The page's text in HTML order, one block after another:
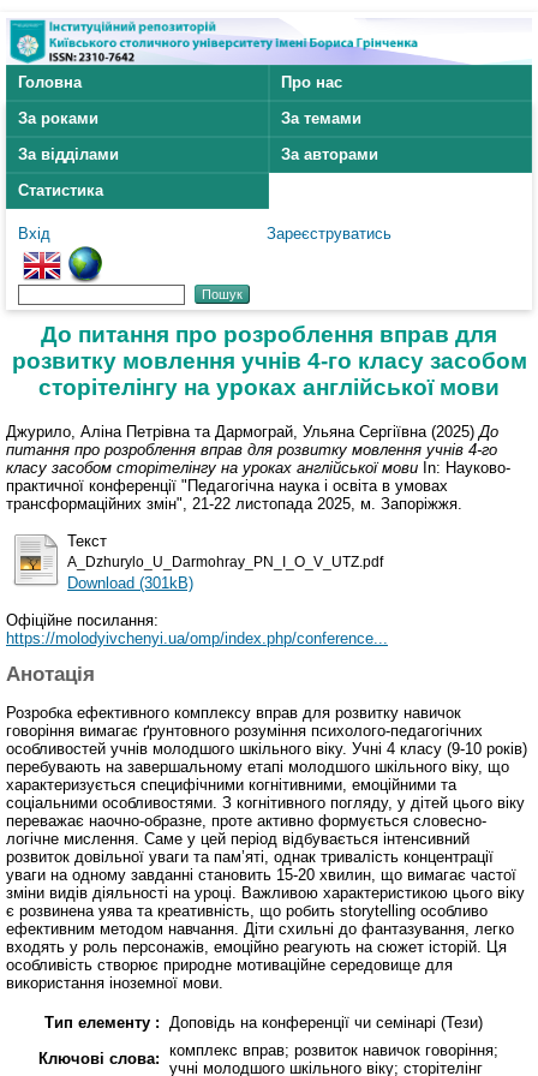
Головна
Про нас
За роками
За темами
За відділами
За авторами
Статистика
Вхід Зареєструватись
До питання про розроблення вправ для
розвитку мовлення учнів 4-го класу засобом
сторітелінгу на уроках англійської мови
Джурило, Аліна Петрівна та Дармограй, Ульяна Сергіївна (2025) До
питання про розроблення вправ для розвитку мовлення учнів 4-го
класу засобом сторітелінгу на уроках англійської мови In: Науково-
практичної конференції "Педагогічна наука і освіта в умовах
трансформаційних змін", 21-22 листопада 2025, м. Запоріжжя.
Текст
A_Dzhurylo_U_Darmohray_PN_I_O_V_UTZ.pdf
Download (301kB)
Офіційне посилання:
https://molodyivchenyi.ua/omp/index.php/conference...
Анотація
Розробка ефективного комплексу вправ для розвитку навичок
говоріння вимагає ґрунтовного розуміння психолого-педагогічних
особливостей учнів молодшого шкільного віку. Учні 4 класу (9-10 років)
перебувають на завершальному етапі молодшого шкільного віку, що
характеризується специфічними когнітивними, емоційними та
соціальними особливостями. З когнітивного погляду, у дітей цього віку
переважає наочно-образне, проте активно формується словесно-
логічне мислення. Саме у цей період відбувається інтенсивний
розвиток довільної уваги та пам’яті, однак тривалість концентрації
уваги на одному завданні становить 15-20 хвилин, що вимагає частої
зміни видів діяльності на уроці. Важливою характеристикою цього віку
є розвинена уява та креативність, що робить storytelling особливо
ефективним методом навчання. Діти схильні до фантазування, легко
входять у роль персонажів, емоційно реагують на сюжет історій. Ця
особливість створює природне мотиваційне середовище для
використання іноземної мови.
Тип елементу : Доповідь на конференції чи семінарі (Тези)
Ключові слова: комплекс вправ; розвиток навичок говоріння;
учні молодшого шкільного віку; сторітелінг